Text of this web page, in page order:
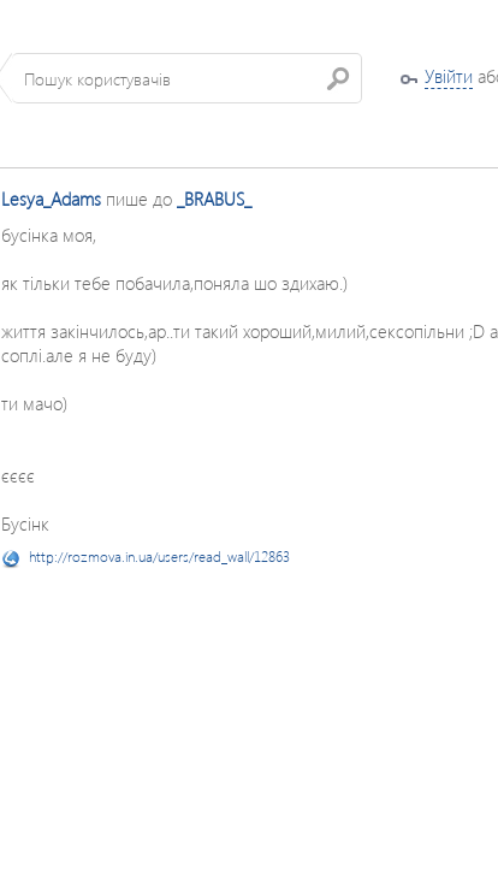
Увійти
Lesya_Adams пише до _BRABUS_
бусінка моя,
як тільки тебе побачила,поняла шо здихаю.)
життя закінчилось,ар..ти такий хороший,милий,сексопільни ;D
соплі.але я не буду)
ти мачо)
єєєє
Бусінк
http://rozmova.in.ua/users/read_wall/12863